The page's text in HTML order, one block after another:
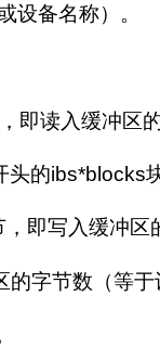
设备名称）。
即读入缓冲区
头的ibs*blocks
即写入缓冲区
的字节数（等